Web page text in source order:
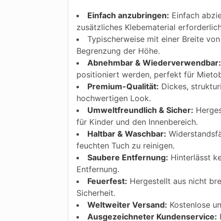
Einfach anzubringen: Einfach
zusätzliches Klebematerial
Typischerweise mit einer Breite
Begrenzung der Höhe.
Abnehmbar & Wiederverwendbar:
positioniert werden, perfekt für
Premium-Qualität: Dickes,
hochwertigen Look.
Umweltfreundlich & Sicher:
für Kinder und den Innenbereich.
Haltbar & Waschbar:
feuchten Tuch zu reinigen.
Saubere Entfernung: Hinterlässt
Entfernung.
Feuerfest: Hergestellt aus nicht
Sicherheit.
Weltweiter Versand: Kostenlose
Ausgezeichneter Kundenservice: